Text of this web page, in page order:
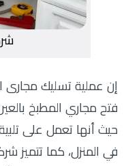
إن عملية تسليك مجارى
فتح مجاري المطبخ
حيث أنها تعمل على
في المنزل، كما تتميز